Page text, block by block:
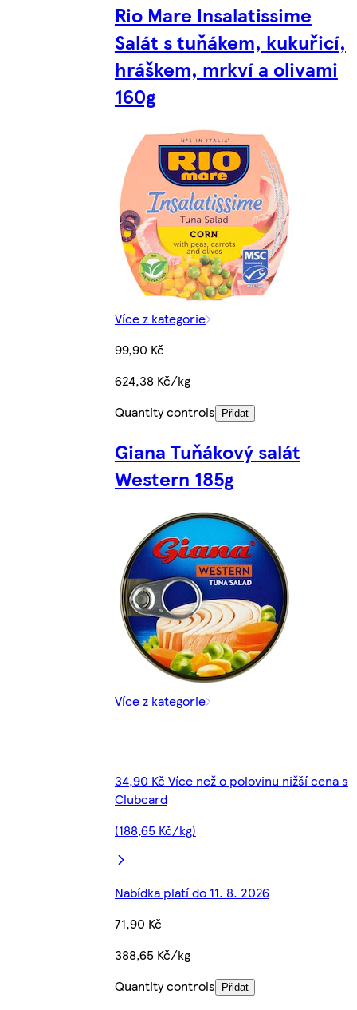
Rio Mare Insalatissime
Salát s tuňákem, kukuřicí,
hráškem, mrkví a olivami
160g
Více z kategorie
99,90 Kč
624,38 Kč/kg
Quantity controls
Přidat
Giana Tuňákový salát
Western 185g
Více z kategorie
34,90 Kč Více než o polovinu nižší cena s
Clubcard
(188,65 Kč/kg)
Nabídka platí do 11. 8. 2026
71,90 Kč
388,65 Kč/kg
Quantity controls
Přidat